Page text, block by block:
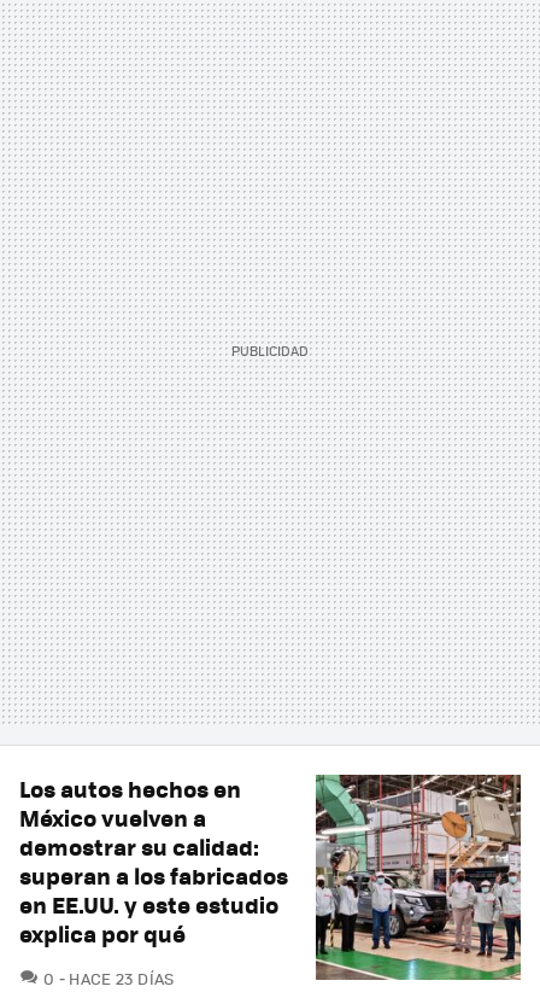
Los autos hechos en
México vuelven a
demostrar su calidad:
superan a los fabricados
en EE.UU. y este estudio
explica por qué
0 COMENTARIOS
HACE 23 DÍAS